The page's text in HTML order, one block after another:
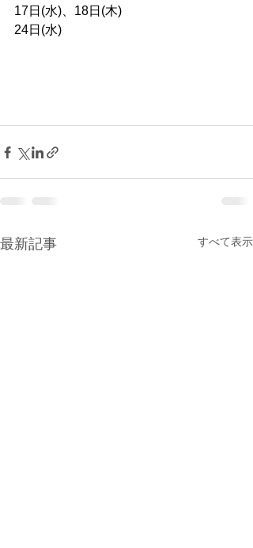
17日(水)、18日(木)
24日(水)
最新記事 すべて表示